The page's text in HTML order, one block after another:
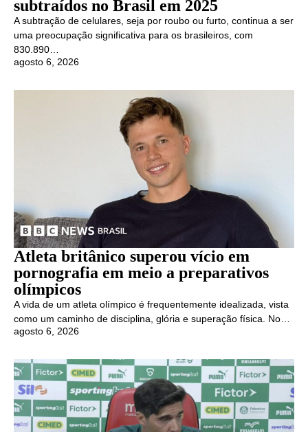
subtraídos no Brasil em 2025
A subtração de celulares, seja por roubo ou furto, continua a ser
uma preocupação significativa para os brasileiros, com
830.890…
agosto 6, 2026
Atleta britânico superou vício em
pornografia em meio a preparativos
olímpicos
A vida de um atleta olímpico é frequentemente idealizada, vista
como um caminho de disciplina, glória e superação física. No…
agosto 6, 2026